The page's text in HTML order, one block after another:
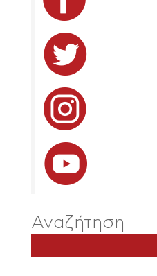
Αναζήτηση